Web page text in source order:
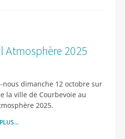
Atmosphère 2025
nous dimanche 12 octobre sur
la ville de Courbevoie au
2025.